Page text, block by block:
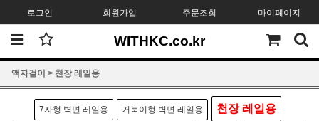
로그인 회원가입 주문조회 마이페이지
WITHKC.co.kr
액자걸이 > 천장 레일용
7자형 벽면 레일용 거북이형 벽면 레일용 천장 레일용